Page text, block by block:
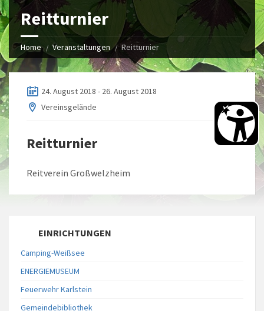
Reitturnier
Home Veranstaltungen Reitturnier
24. August 2018 - 26. August 2018
Vereinsgelände
Reitturnier
Reitverein Großwelzheim
EINRICHTUNGEN
Camping-Weißsee
ENERGIEMUSEUM
Feuerwehr Karlstein
Gemeindebibliothek